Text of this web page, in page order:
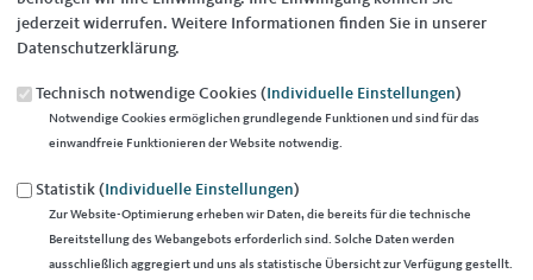
18.09.2018
Die CDU Picard hat bei ihrer Mitgliederversammlung Leonhard Thiel
einstimmig in seinem Amt als Ortsvorsitzenden bestätigt.
Stellvertretende Vorsitzende sind Dr. Norbert Schöndorf und Klaus
Haffner, der auch Organisationsleiter ist. Dem Vorstand gehören
jederzeit widerrufen. Weitere Informationen finden Sie in unserer
Datenschutzerklärung.
Technisch notwendige Cookies ( Individuelle Einstellungen)
Notwendige Cookies ermöglichen grundlegende Funktionen und sind für das
einwandfreie Funktionieren der Website notwendig.
Statistik (Individuelle Einstellungen)
Zur Website-Optimierung erheben wir Daten, die bereits für die technische
Bereitstellung des Webangebots erforderlich sind. Solche Daten werden
ausschließlich aggregiert und uns als statistische Übersicht zur Verfügung gestellt.